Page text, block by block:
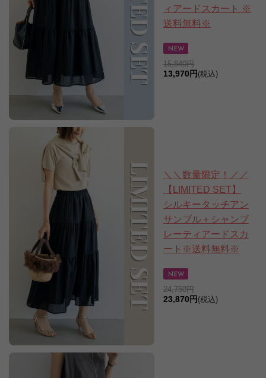
ィアードスカート ※
送料無料※
15,840円
13,970円 (税込)
＼＼数量限定！／／
【LIMITED SET】
シルキータッチアン
サンブル＋シャンブ
レーティアードスカ
ート※送料無料※
24,750円
23,870円 (税込)